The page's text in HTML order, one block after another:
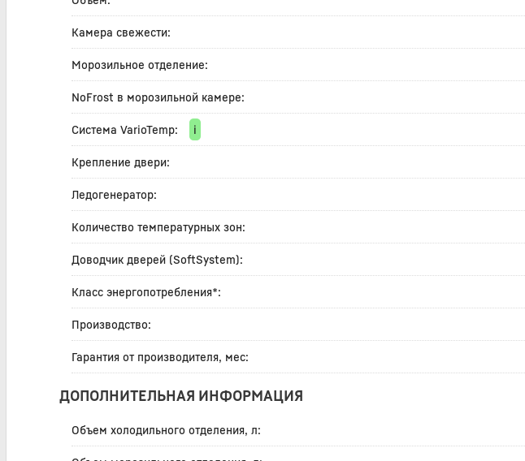
Камера свежести:
Морозильное отделение:
NoFrost в морозильной камере:
Система VarioTemp: i
Крепление двери:
Ледогенератор:
Количество температурных зон:
Доводчик дверей (SoftSystem):
Класс энергопотребления*:
Производство:
Гарантия от производителя, мес:
ДОПОЛНИТЕЛЬНАЯ ИНФОРМАЦИЯ
Объем холодильного отделения, л: